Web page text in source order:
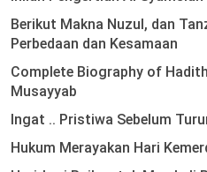
Berikut Makna Nuzul, dan
Perbedaan dan Kesamaan
Complete Biography of
Musayyab
Ingat .. Pristiwa Sebelum
Hukum Merayakan Hari